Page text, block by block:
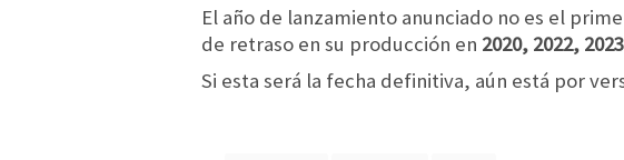
El año de lanzamiento anunciado no es el
de retraso en su producción en 2020, 2022,
Si esta será la fecha definitiva, aún está por